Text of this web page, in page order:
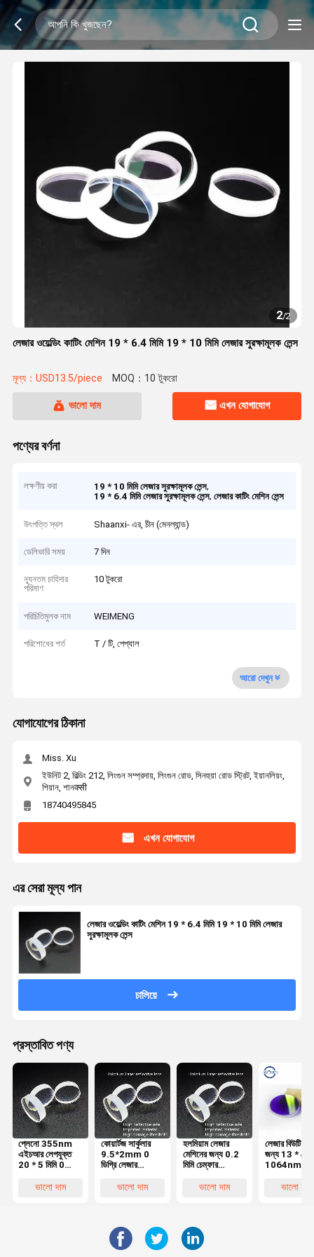
2/2
লেজার ওয়েল্ডিং কাটিং মেশিন 19 * 6.4 মিমি 19 * 10 মিমি লেজার সুরক্ষামূলক লেন্স
মূল্য：USD13.5/piece MOQ：10 টুকরো
ভালো দাম এখন যোগাযোগ
পণ্যের বর্ণনা
লক্ষণীয় করা 19 * 10 মিমি লেজার সুরক্ষামূলক লেন্স,
19 * 6.4 মিমি লেজার সুরক্ষামূলক লেন্স,লেজার কাটিং মেশিন লেন্স
উৎপত্তি স্থল Shaanxi- এর, চীন (মেনল্যান্ড)
ডেলিভারি সময় 7 দিন
ন্যূনতম চাহিদার
পরিমাণ
10 টুকরো
পরিচিতিমুলক নাম WEIMENG
পরিশোধের শর্ত T / টি, পেপ্যাল
আরো দেখুন
যোগাযোগের ঠিকানা
Miss. Xu
ইউনিট 2, বিল্ডিং 212, লিংগুন সম্প্রদায়, লিংগুন রোড, সিনহুয়া রোড স্ট্রিট, ইয়ানলিয়ং,
শিয়ান, শানक्सी
18740495845
এখন যোগাযোগ
এর সেরা মূল্য পান
লেজার ওয়েল্ডিং কাটিং মেশিন 19 * 6.4 মিমি 19 * 10 মিমি লেজার
সুরক্ষামূলক লেন্স
চালিয়ে
প্রস্তাবিত পণ্য
প্লেনো 355nm
এইচআর লেপযুক্ত
20 * 5 মিমি 0
ভালো দাম
কোয়ার্টজ সার্কুলার
9.5*2mm 0
ডিগ্রি লেজার
হলমিয়াম লেজার
ভালো দাম
হলমিয়াম লেজার
মেশিনের জন্য 0.2
মিমি চেম্ফার
0 ডিগ্রি রিফ্লেক্টিভ
ভালো দাম
লেজার বিউটি
জন্য 13 * 4
লেন্স এইচ-কে
ভালো দাম